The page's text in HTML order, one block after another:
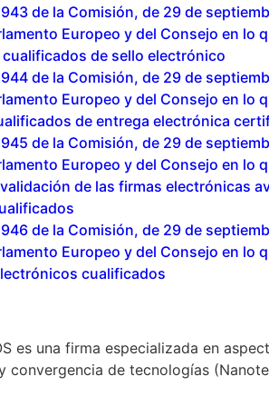
de la Comisión, de 29 de
Europeo y del Consejo en
de sello electrónico
de la Comisión, de 29 de
Europeo y del Consejo en
de entrega electrónica
de la Comisión, de 29 de
Europeo y del Consejo en
de las firmas electrónicas
de la Comisión, de 29 de
Europeo y del Consejo en
cualificados
es una firma especializada en
convergencia de tecnologías